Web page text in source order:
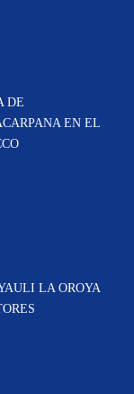
DE
EN EL
LA OROYA